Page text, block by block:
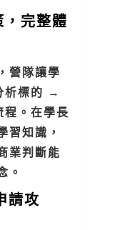
完整體
營隊讓學
析標的 →
。在學長
習知識，
業判斷能
。
請攻